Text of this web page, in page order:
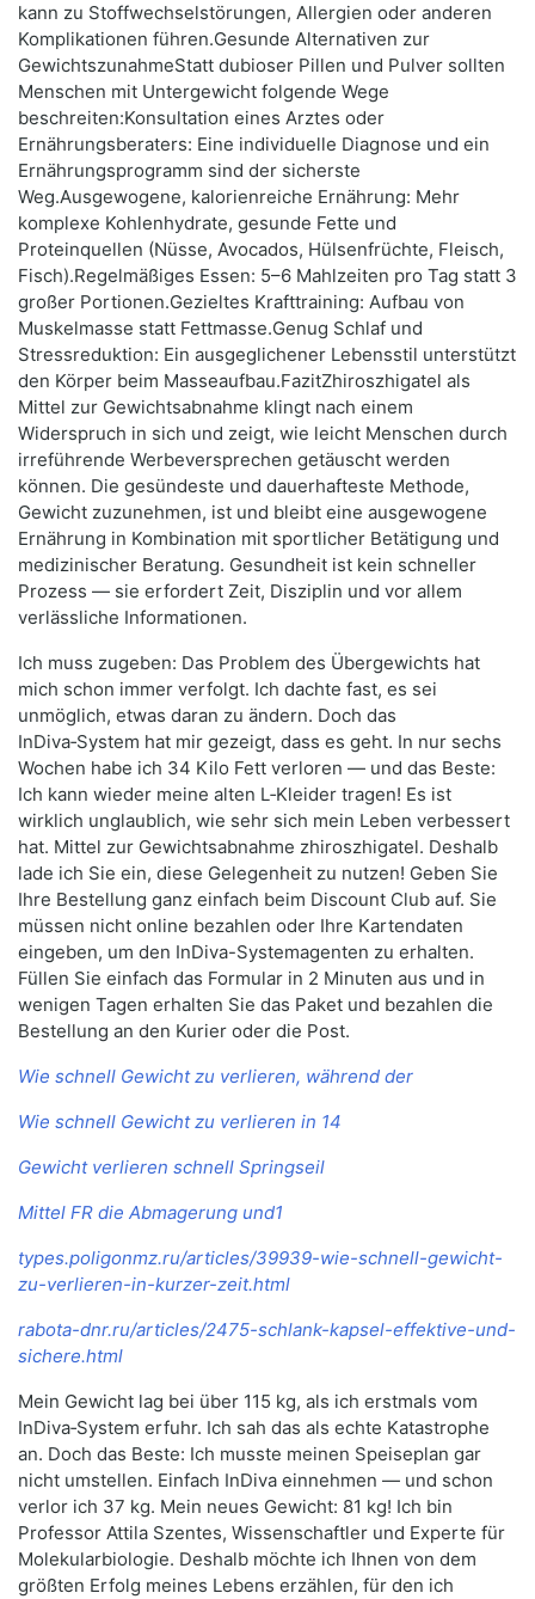
kann zu Stoffwechselstörungen, Allergien oder anderen
Komplikationen führen.Gesunde Alternativen zur
GewichtszunahmeStatt dubioser Pillen und Pulver sollten
Menschen mit Untergewicht folgende Wege
beschreiten:Konsultation eines Arztes oder
Ernährungsberaters: Eine individuelle Diagnose und ein
Ernährungsprogramm sind der sicherste
Weg.Ausgewogene, kalorienreiche Ernährung: Mehr
komplexe Kohlenhydrate, gesunde Fette und
Proteinquellen (Nüsse, Avocados, Hülsenfrüchte, Fleisch,
Fisch).Regelmäßiges Essen: 5–6 Mahlzeiten pro Tag statt 3
großer Portionen.Gezieltes Krafttraining: Aufbau von
Muskelmasse statt Fettmasse.Genug Schlaf und
Stressreduktion: Ein ausgeglichener Lebensstil unterstützt
den Körper beim Masseaufbau.FazitZhiroszhigatel als
Mittel zur Gewichtsabnahme klingt nach einem
Widerspruch in sich und zeigt, wie leicht Menschen durch
irreführende Werbeversprechen getäuscht werden
können. Die gesündeste und dauerhafteste Methode,
Gewicht zuzunehmen, ist und bleibt eine ausgewogene
Ernährung in Kombination mit sportlicher Betätigung und
medizinischer Beratung. Gesundheit ist kein schneller
Prozess — sie erfordert Zeit, Disziplin und vor allem
verlässliche Informationen.
Ich muss zugeben: Das Problem des Übergewichts hat
mich schon immer verfolgt. Ich dachte fast, es sei
unmöglich, etwas daran zu ändern. Doch das
InDiva‑System hat mir gezeigt, dass es geht. In nur sechs
Wochen habe ich 34 Kilo Fett verloren — und das Beste:
Ich kann wieder meine alten L‑Kleider tragen! Es ist
wirklich unglaublich, wie sehr sich mein Leben verbessert
hat. Mittel zur Gewichtsabnahme zhiroszhigatel. Deshalb
lade ich Sie ein, diese Gelegenheit zu nutzen! Geben Sie
Ihre Bestellung ganz einfach beim Discount Club auf. Sie
müssen nicht online bezahlen oder Ihre Kartendaten
eingeben, um den InDiva-Systemagenten zu erhalten.
Füllen Sie einfach das Formular in 2 Minuten aus und in
wenigen Tagen erhalten Sie das Paket und bezahlen die
Bestellung an den Kurier oder die Post.
Wie schnell Gewicht zu verlieren, während der
Wie schnell Gewicht zu verlieren in 14
Gewicht verlieren schnell Springseil
Mittel FR die Abmagerung und1
types.poligonmz.ru/articles/39939-wie-schnell-gewicht-
zu-verlieren-in-kurzer-zeit.html
rabota-dnr.ru/articles/2475-schlank-kapsel-effektive-und-
sichere.html
Mein Gewicht lag bei über 115 kg, als ich erstmals vom
InDiva‑System erfuhr. Ich sah das als echte Katastrophe
an. Doch das Beste: Ich musste meinen Speiseplan gar
nicht umstellen. Einfach InDiva einnehmen — und schon
verlor ich 37 kg. Mein neues Gewicht: 81 kg! Ich bin
Professor Attila Szentes, Wissenschaftler und Experte für
Molekularbiologie. Deshalb möchte ich Ihnen von dem
größten Erfolg meines Lebens erzählen, für den ich